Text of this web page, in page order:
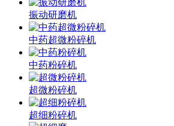
振动研磨机
中药超微粉碎机
中药粉碎机
超微粉碎机
超细粉碎机